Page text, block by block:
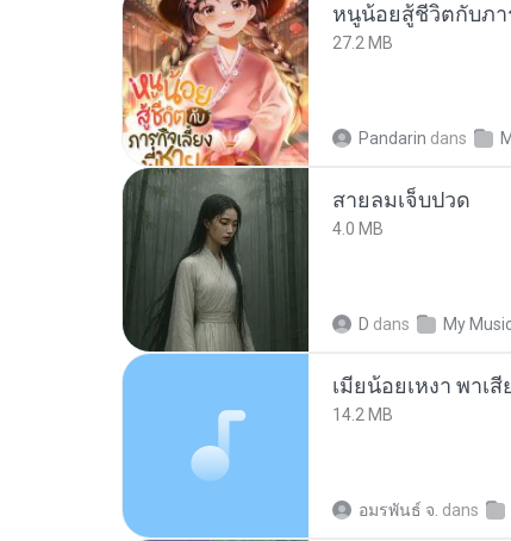
27.2 MB
Pandarin dans
สายลมเจ็บปวด
4.0 MB
D dans My
14.2 MB
อมรพันธ์ จ. dans